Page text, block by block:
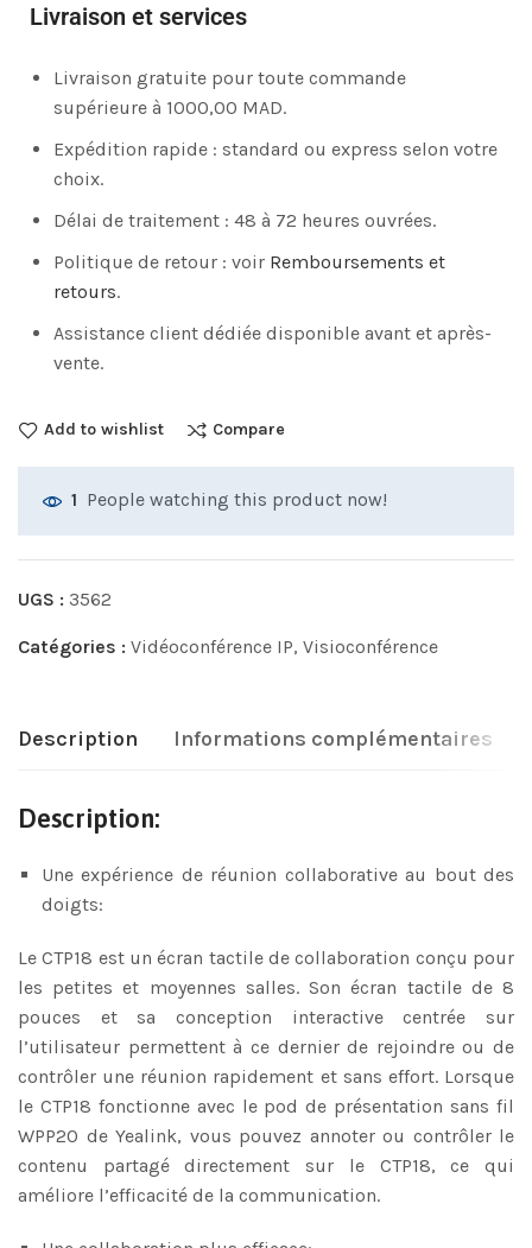
Livraison et services
Livraison gratuite pour toute commande
supérieure à 1000,00 MAD.
Expédition rapide : standard ou express selon votre
choix.
Délai de traitement : 48 à 72 heures ouvrées.
Politique de retour : voir Remboursements et
retours.
Assistance client dédiée disponible avant et après-
vente.
Add to wishlist Compare
1 People watching this product now!
UGS : 3562
Catégories : Vidéoconférence IP, Visioconférence
Description Informations complémentaires
Description:
Une expérience de réunion collaborative au bout des
doigts:
Le CTP18 est un écran tactile de collaboration conçu pour
les petites et moyennes salles. Son écran tactile de 8
pouces et sa conception interactive centrée sur
l’utilisateur permettent à ce dernier de rejoindre ou de
contrôler une réunion rapidement et sans effort. Lorsque
le CTP18 fonctionne avec le pod de présentation sans fil
WPP20 de Yealink, vous pouvez annoter ou contrôler le
contenu partagé directement sur le CTP18, ce qui
améliore l’efficacité de la communication.